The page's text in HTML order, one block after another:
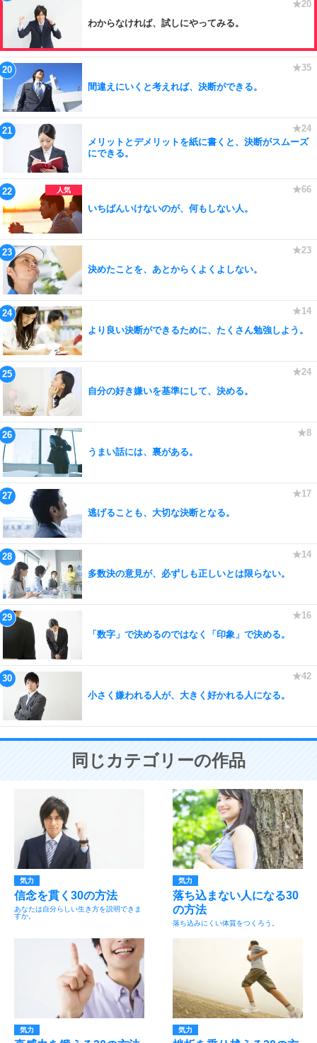
わからなければ、試しにやってみる。
間違えにいくと考えれば、決断ができる。
メリットとデメリットを紙に書くと、決断がスムーズ
にできる。
いちばんいけないのが、何もしない人。
決めたことを、あとからくよくよしない。
より良い決断ができるために、たくさん勉強しよう。
自分の好き嫌いを基準にして、決める。
うまい話には、裏がある。
逃げることも、大切な決断となる。
多数決の意見が、必ずしも正しいとは限らない。
「数字」で決めるのではなく「印象」で決める。
小さく嫌われる人が、大きく好かれる人になる。
同じカテゴリーの作品
気力
信念を貫く30の方法
あなたは自分らしい生き方を説明できま
すか。
気力
落ち込まない人になる30
の方法
落ち込みにくい体質をつくろう。
気力 気力